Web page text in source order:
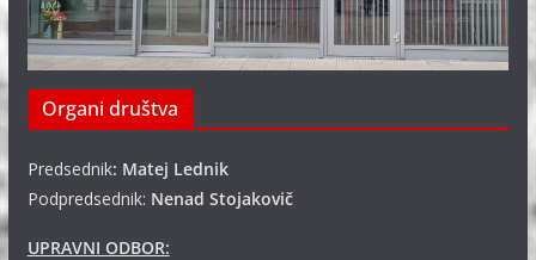
Organi društva
Predsednik: Matej Lednik
Podpredsednik: Nenad Stojakovič
UPRAVNI ODBOR: